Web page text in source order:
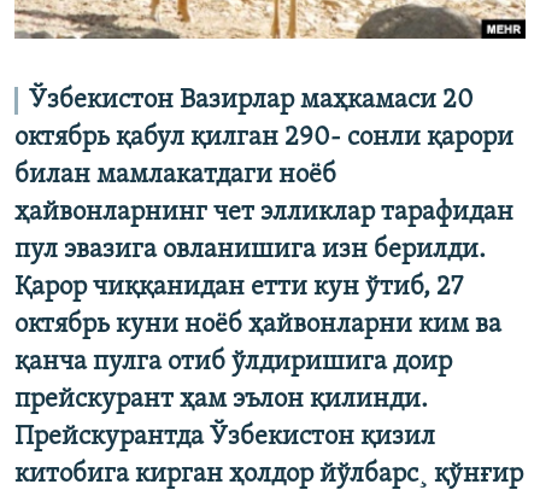
Ўзбекистон Вазирлар маҳкамаси 20
октябрь қабул қилган 290- сонли қарори
билан мамлакатдаги ноëб
ҳайвонларнинг чет элликлар тарафидан
пул эвазига овланишига изн берилди.
Қарор чиққанидан етти кун ўтиб, 27
октябрь куни ноëб ҳайвонларни ким ва
қанча пулга отиб ўлдиришига доир
прейскурант ҳам эълон қилинди.
Прейскурантда Ўзбекистон қизил
китобига кирган ҳолдор йўлбарс¸ қўнғир